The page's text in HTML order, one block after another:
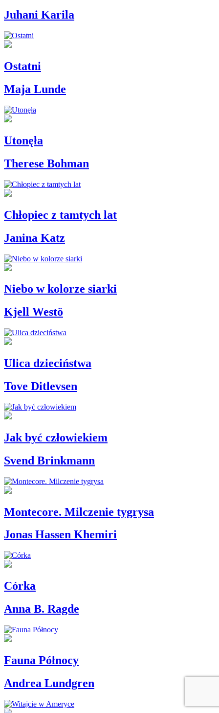
Juhani Karila
Ostatni
Maja Lunde
Utonęła
Therese Bohman
Chłopiec z tamtych lat
Janina Katz
Niebo w kolorze siarki
Kjell Westö
Ulica dzieciństwa
Tove Ditlevsen
Jak być człowiekiem
Svend Brinkmann
Montecore. Milczenie tygrysa
Jonas Hassen Khemiri
Córka
Anna B. Ragde
Fauna Północy
Andrea Lundgren